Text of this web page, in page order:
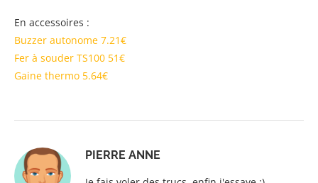
En accessoires :
Buzzer autonome 7.21€
Fer à souder TS100 51€
Gaine thermo 5.64€
PIERRE ANNE